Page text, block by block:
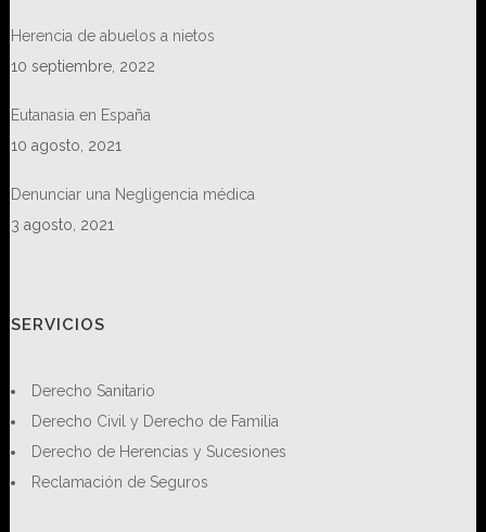
Herencia de abuelos a nietos
10 septiembre, 2022
Eutanasia en España
10 agosto, 2021
Denunciar una Negligencia médica
3 agosto, 2021
SERVICIOS
Derecho Sanitario
Derecho Civil y Derecho de Familia
Derecho de Herencias y Sucesiones
Reclamación de Seguros